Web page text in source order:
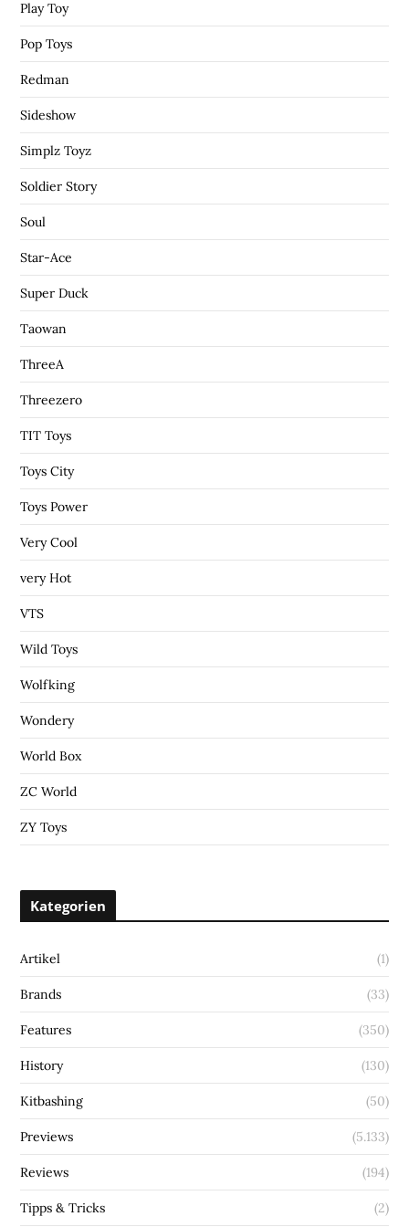
Play Toy
Pop Toys
Redman
Sideshow
Simplz Toyz
Soldier Story
Soul
Star-Ace
Super Duck
Taowan
ThreeA
Threezero
TIT Toys
Toys City
Toys Power
Very Cool
very Hot
VTS
Wild Toys
Wolfking
Wondery
World Box
ZC World
ZY Toys
Kategorien
Artikel (1)
Brands (33)
Features (350)
History (130)
Kitbashing (50)
Previews (5.133)
Reviews (194)
Tipps & Tricks (2)